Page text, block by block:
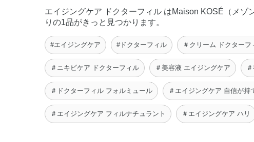
エイジングケア ドクターフィル はMaison KOSÉ（メ
りの1品がきっと見つかります。
#エイジングケア #ドクターフィル ＃クリーム ドクターフ
＃ニキビケア ドクターフィル ＃美容液 エイジングケア
＃ドクターフィル フォルミュール ＃エイジングケア 自信が持
＃エイジングケア フィルナチュラント ＃エイジングケア ハリ